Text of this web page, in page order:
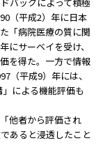
（平成2）年に日本
「病院医療の質に関
にサーベイを受け、
を得た。一方で情報
（平成9）年には、
による機能評価も
他者から評価され
あると浸透したこと